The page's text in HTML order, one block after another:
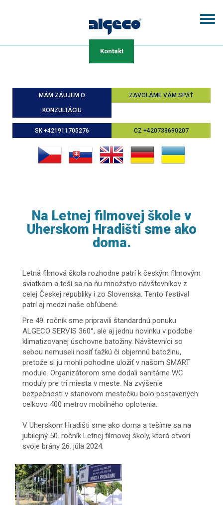
Kontakt
MÁM ZÁUJEM O
KONZULTÁCIU
ZAVOLÁME VÁM SPÄŤ
SK +421911705276 CZ +420733690207
Na Letnej filmovej škole v
Uherskom Hradišti sme ako
doma.
Letná filmová škola rozhodne patrí k českým filmovým
sviatkom a teší sa na ňu množstvo návštevníkov z
celej Českej republiky i zo Slovenska. Tento festival
patrí aj medzi naše obľúbené.
Pre 49. ročník sme pripravili štandardnú ponuku
ALGECO SERVIS 360°, ale aj jednu novinku v podobe
klimatizovanej úschovne batožiny. Návštevníci so
sebou nemuseli nosiť ťažkú či objemnú batožinu,
pretože si ju mohli pohodlne uložiť v našom SMART
module. Organizátorom sme dodali sanitárne WC
moduly pre tri miesta v meste. Na zvýšenie
bezpečnosti v stanovom mestečku bolo postavených
celkovo 400 metrov mobilného oplotenia.
V Uherskom Hradišti sme ako doma a tešíme sa na
jubilejný 50. ročník Letnej filmovej školy, ktorá otvorí
svoje brány 26. júla 2024.